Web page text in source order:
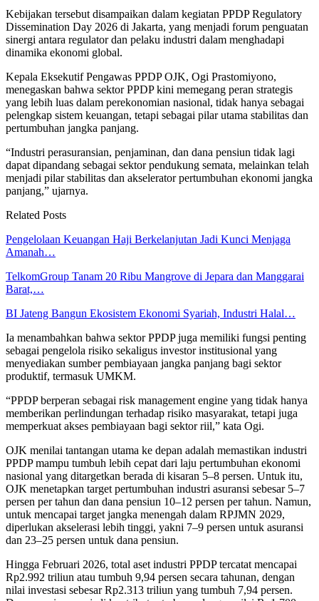
Kebijakan tersebut disampaikan dalam kegiatan PPDP Regulatory
Dissemination Day 2026 di Jakarta, yang menjadi forum penguatan
sinergi antara regulator dan pelaku industri dalam menghadapi
dinamika ekonomi global.
Kepala Eksekutif Pengawas PPDP OJK, Ogi Prastomiyono,
menegaskan bahwa sektor PPDP kini memegang peran strategis
yang lebih luas dalam perekonomian nasional, tidak hanya sebagai
pelengkap sistem keuangan, tetapi sebagai pilar utama stabilitas dan
pertumbuhan jangka panjang.
“Industri perasuransian, penjaminan, dan dana pensiun tidak lagi
dapat dipandang sebagai sektor pendukung semata, melainkan telah
menjadi pilar stabilitas dan akselerator pertumbuhan ekonomi jangka
panjang,” ujarnya.
Related Posts
Pengelolaan Keuangan Haji Berkelanjutan Jadi Kunci Menjaga
Amanah…
TelkomGroup Tanam 20 Ribu Mangrove di Jepara dan Manggarai
Barat,…
BI Jateng Bangun Ekosistem Ekonomi Syariah, Industri Halal…
Ia menambahkan bahwa sektor PPDP juga memiliki fungsi penting
sebagai pengelola risiko sekaligus investor institusional yang
menyediakan sumber pembiayaan jangka panjang bagi sektor
produktif, termasuk UMKM.
“PPDP berperan sebagai risk management engine yang tidak hanya
memberikan perlindungan terhadap risiko masyarakat, tetapi juga
memperkuat akses pembiayaan bagi sektor riil,” kata Ogi.
OJK menilai tantangan utama ke depan adalah memastikan industri
PPDP mampu tumbuh lebih cepat dari laju pertumbuhan ekonomi
nasional yang ditargetkan berada di kisaran 5–8 persen. Untuk itu,
OJK menetapkan target pertumbuhan industri asuransi sebesar 5–7
persen per tahun dan dana pensiun 10–12 persen per tahun. Namun,
untuk mencapai target jangka menengah dalam RPJMN 2029,
diperlukan akselerasi lebih tinggi, yakni 7–9 persen untuk asuransi
dan 23–25 persen untuk dana pensiun.
Hingga Februari 2026, total aset industri PPDP tercatat mencapai
Rp2.992 triliun atau tumbuh 9,94 persen secara tahunan, dengan
nilai investasi sebesar Rp2.313 triliun yang tumbuh 7,94 persen.